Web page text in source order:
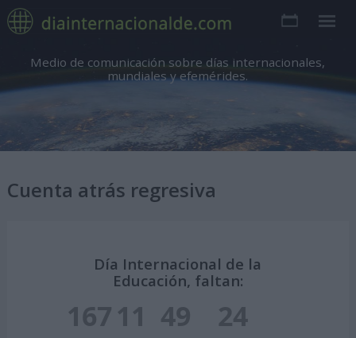
Medio de comunicación sobre días internacionales,
mundiales y efemérides.
Cuenta atrás regresiva
Día Internacional de la
Educación, faltan:
16711 49 23